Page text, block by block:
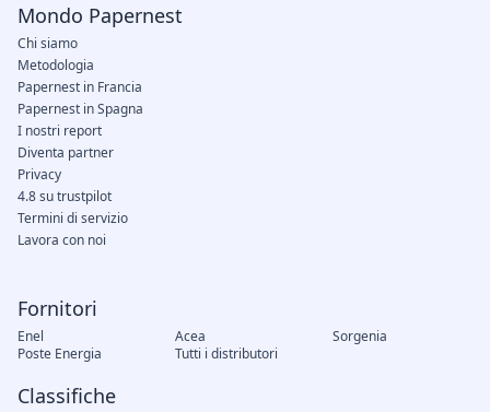
Fornitori
Enel Acea
Sorgenia
Poste Energia
Tutti i distributori
Classifiche
Mondo Papernest
Chi siamo
Metodologia
Papernest in Francia
Papernest in Spagna
I nostri report
Diventa partner
Privacy
4.8 su trustpilot
Termini di servizio
Lavora con noi